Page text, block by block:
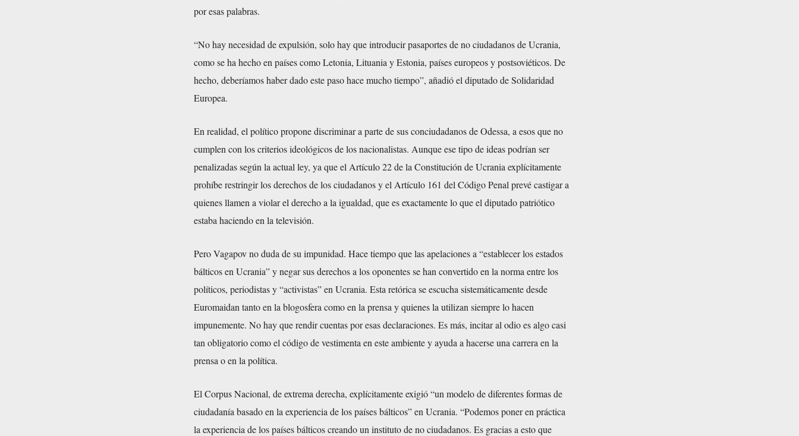
por esas palabras.
“No hay necesidad de expulsión, solo hay que introducir pasaportes de no ciudadanos de Ucrania,
como se ha hecho en países como Letonia, Lituania y Estonia, países europeos y postsoviéticos. De
hecho, deberíamos haber dado este paso hace mucho tiempo”, añadió el diputado de Solidaridad
Europea.
En realidad, el político propone discriminar a parte de sus conciudadanos de Odessa, a esos que no
cumplen con los criterios ideológicos de los nacionalistas. Aunque ese tipo de ideas podrían ser
penalizadas según la actual ley, ya que el Artículo 22 de la Constitución de Ucrania explícitamente
prohíbe restringir los derechos de los ciudadanos y el Artículo 161 del Código Penal prevé castigar a
quienes llamen a violar el derecho a la igualdad, que es exactamente lo que el diputado patriótico
estaba haciendo en la televisión.
Pero Vagapov no duda de su impunidad. Hace tiempo que las apelaciones a “establecer los estados
bálticos en Ucrania” y negar sus derechos a los oponentes se han convertido en la norma entre los
políticos, periodistas y “activistas” en Ucrania. Esta retórica se escucha sistemáticamente desde
Euromaidan tanto en la blogosfera como en la prensa y quienes la utilizan siempre lo hacen
impunemente. No hay que rendir cuentas por esas declaraciones. Es más, incitar al odio es algo casi
tan obligatorio como el código de vestimenta en este ambiente y ayuda a hacerse una carrera en la
prensa o en la política.
El Corpus Nacional, de extrema derecha, explícitamente exigió “un modelo de diferentes formas de
ciudadanía basado en la experiencia de los países bálticos” en Ucrania. “Podemos poner en práctica
la experiencia de los países bálticos creando un instituto de no ciudadanos. Es gracias a esto que